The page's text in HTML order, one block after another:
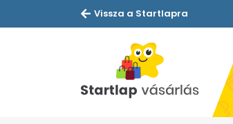
Vissza a Startlapra